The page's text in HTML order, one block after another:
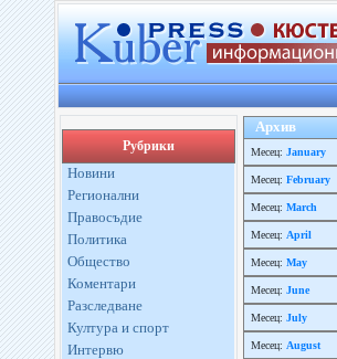
Рубрики
Новини
Регионални
Правосъдие
Политика
Общество
Коментари
Разследване
Култура и спорт
Интервю
Архив
Месец: January
Месец: February
Месец: March
Месец: April
Месец: May
Месец: June
Месец: July
Месец: August